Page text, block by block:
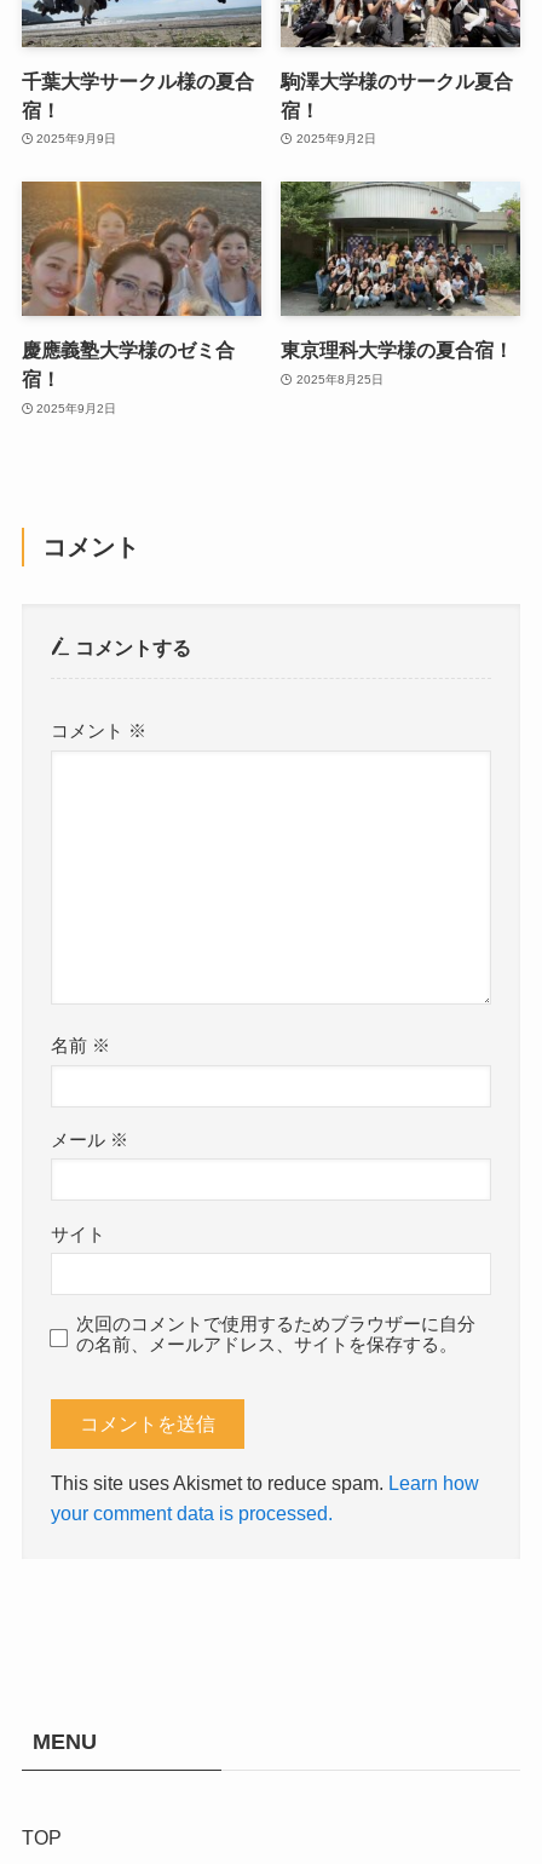
千葉大学サークル様の夏合
宿！
2025年9月9日
駒澤大学様のサークル夏合
宿！
2025年9月2日
慶應義塾大学様のゼミ合
宿！
2025年9月2日
東京理科大学様の夏合宿！
2025年8月25日
コメント
コメントする
コメント ※
名前 ※
メール ※
サイト
次回のコメントで使用するためブラウザーに自分
の名前、メールアドレス、サイトを保存する。
This site uses Akismet to reduce spam. Learn how
your comment data is processed.
MENU
TOP